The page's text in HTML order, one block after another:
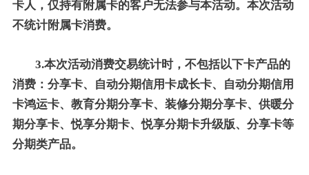
卡人，仅持有附属卡的客户无法参与本活动。本次活动
不统计附属卡消费。
3.本次活动消费交易统计时，不包括以下卡产品的
消费：分享卡、自动分期信用卡成长卡、自动分期信用
卡鸿运卡、教育分期分享卡、装修分期分享卡、供暖分
期分享卡、悦享分期卡、悦享分期卡升级版、分享卡等
分期类产品。